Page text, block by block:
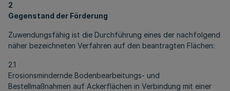
2
Gegenstand der Förderung
Zuwendungsfähig ist die Durchführung eines der nachfolgend
näher bezeichneten Verfahren auf den beantragten Flächen:
2.1
Erosionsmindernde Bodenbearbeitungs- und
Bestellmaßnahmen auf Ackerflächen in Verbindung mit einer